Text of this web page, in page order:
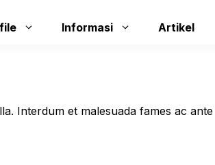
Informasi Artikel
Interdum et malesuada fames ac